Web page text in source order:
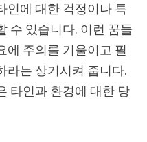
인에 대한 걱정이나 특
수 있습니다. 이런 꿈들
에 주의를 기울이고 필
라는 상기시켜 줍니다.
타인과 환경에 대한 당